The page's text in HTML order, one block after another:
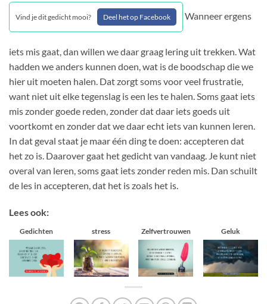
Vind je dit gedicht mooi? Deel het op Facebook Wanneer ergens
iets mis gaat, dan willen we daar graag lering uit trekken. Wat
hadden we anders kunnen doen, wat is de boodschap die we
hier uit moeten halen. Dat zorgt soms voor veel frustratie,
want niet uit elke tegenslag is een les te halen. Soms gaat iets
mis zonder goede reden, zonder dat daar iets goeds uit
voortkomt en zonder dat we daar echt iets van kunnen leren.
In dat geval staat je maar één ding te doen: accepteren dat
het zo is. Daarover gaat het gedicht van vandaag. Je kunt niet
overal van leren, soms gaat iets zonder reden mis. Dan schuilt
de les in accepteren, dat het is zoals het is.
Lees ook:
Gedichten stress Zelfvertrouwen Geluk